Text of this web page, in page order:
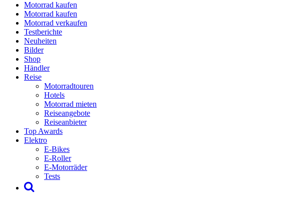
Motorrad kaufen
Motorrad kaufen
Motorrad verkaufen
Testberichte
Neuheiten
Bilder
Shop
Händler
Reise
Motorradtouren
Hotels
Motorrad mieten
Reiseangebote
Reiseanbieter
Top Awards
Elektro
E-Bikes
E-Roller
E-Motorräder
Tests